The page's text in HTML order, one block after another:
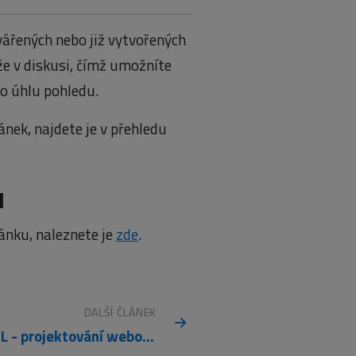
nebo již vytvořených
v diskusi, čímž umožníte
úhlu pohledu.
najdete je v přehledu
naleznete je zde.
DALŠÍ ČLÁNEK
WebML - projektování webových aplikací